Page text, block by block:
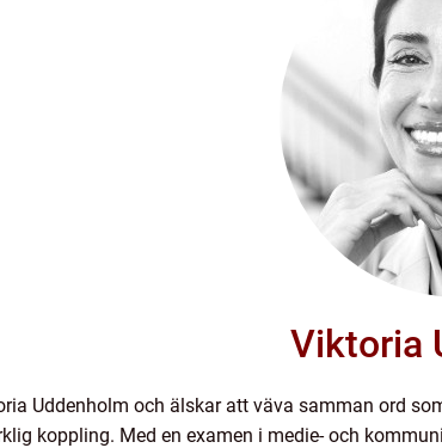
Viktoria
Uddenholm och älskar att väva samman ord
koppling. Med en examen i medie- och